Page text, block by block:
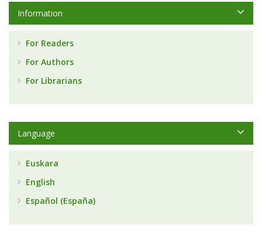
Information
For Readers
For Authors
For Librarians
Language
Euskara
English
Español (España)